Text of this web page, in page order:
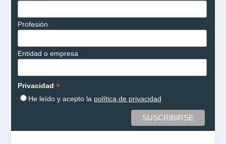
Profesión
Entidad o empresa
Privacidad *
He leído y acepto la política de privacidad